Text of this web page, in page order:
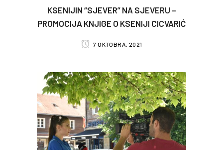
KSENIJIN “SJEVER” NA SJEVERU –
PROMOCIJA KNJIGE O KSENIJI CICVARIĆ
7 OKTOBRA, 2021